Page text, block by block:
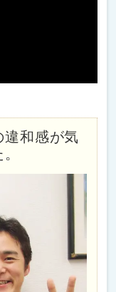
和感が気